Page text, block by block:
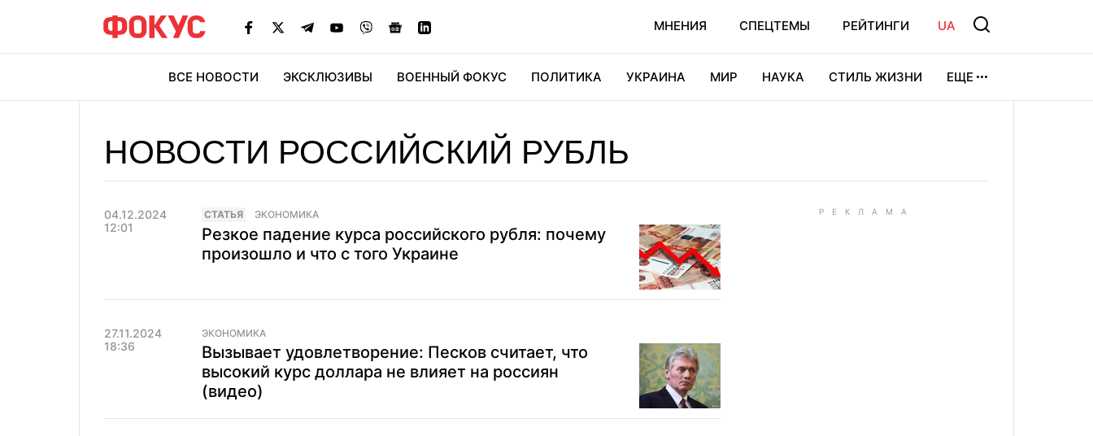
МНЕНИЯ СПЕЦТЕМЫ РЕЙТИНГИ UA
ВСЕ НОВОСТИ ЭКСКЛЮЗИВЫ ВОЕННЫЙ ФОКУС ПОЛИТИКА УКРАИНА МИР НАУКА СТИЛЬ ЖИЗНИ ЕЩЕ
НОВОСТИ РОССИЙСКИЙ РУБЛЬ
04.12.2024
12:01
CТАТЬЯ ЭКОНОМИКА
Резкое падение курса российского рубля: почему
произошло и что с того Украине
27.11.2024
18:36
ЭКОНОМИКА
Вызывает удовлетворение: Песков считает, что
высокий курс доллара не влияет на россиян
(видео)